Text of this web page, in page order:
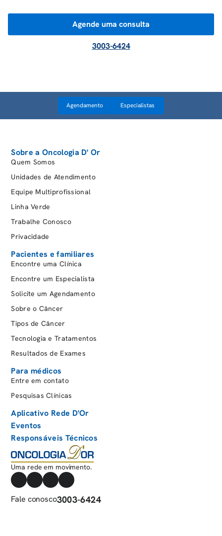
Agende uma consulta
3003-6424
Agendamento Especialistas
Sobre a Oncologia D' Or
Quem Somos
Unidades de Atendimento
Equipe Multiprofissional
Linha Verde
Trabalhe Conosco
Privacidade
Pacientes e familiares
Encontre uma Clínica
Encontre um Especialista
Solicite um Agendamento
Sobre o Câncer
Tipos de Câncer
Tecnologia e Tratamentos
Resultados de Exames
Para médicos
Entre em contato
Pesquisas Clínicas
Aplicativo Rede D'Or
Eventos
Responsáveis Técnicos
Uma rede em movimento.
Fale conosco3003-6424